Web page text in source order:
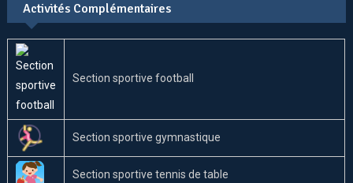
Activités Complémentaires
Section sportive football
Section sportive gymnastique
Section sportive tennis de table